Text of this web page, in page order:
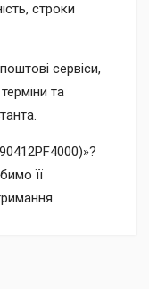
строки
сервіси,
та
її